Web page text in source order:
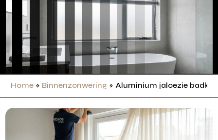
Home » Binnenzonwering » Aluminium jaloezie